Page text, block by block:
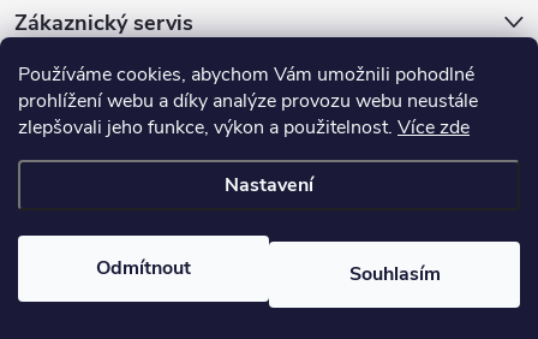
Používáme cookies, abychom Vám umožnili pohodlné
prohlížení webu a díky analýze provozu webu neustále
zlepšovali jeho funkce, výkon a použitelnost. Více zde
Nastavení
Odmítnout Souhlasím
Zákaznický servis
Novinky
Hafico.cz
. Všechna práva vyhrazena.